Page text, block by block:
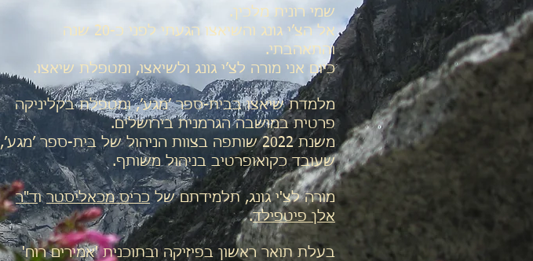
שמי רונית מלכין.
אל הצ׳י גונג והשיאצו הגעתי לפני כ-20 שנה
והתאהבתי.
כיום אני מורה לצ׳י גונג ולשיאצו, ומטפלת שיאצו.
מלמדת שיאצו בבית-ספר ׳מגע׳, ומטפלת בקליניקה
פרטית במושבה הגרמנית בירושלים.
משנת 2022 שותפה בצוות הניהול של בית-ספר ׳מגע׳,
שעובד כקואופרטיב בניהול משותף.
מורה לצ'י גונג, תלמידתם שלכריס מכאליסטרוד"ר
אלן פיטפילד.
בעלת תואר ראשון בפיזיקה ובתוכנית 'אמירים רוח'